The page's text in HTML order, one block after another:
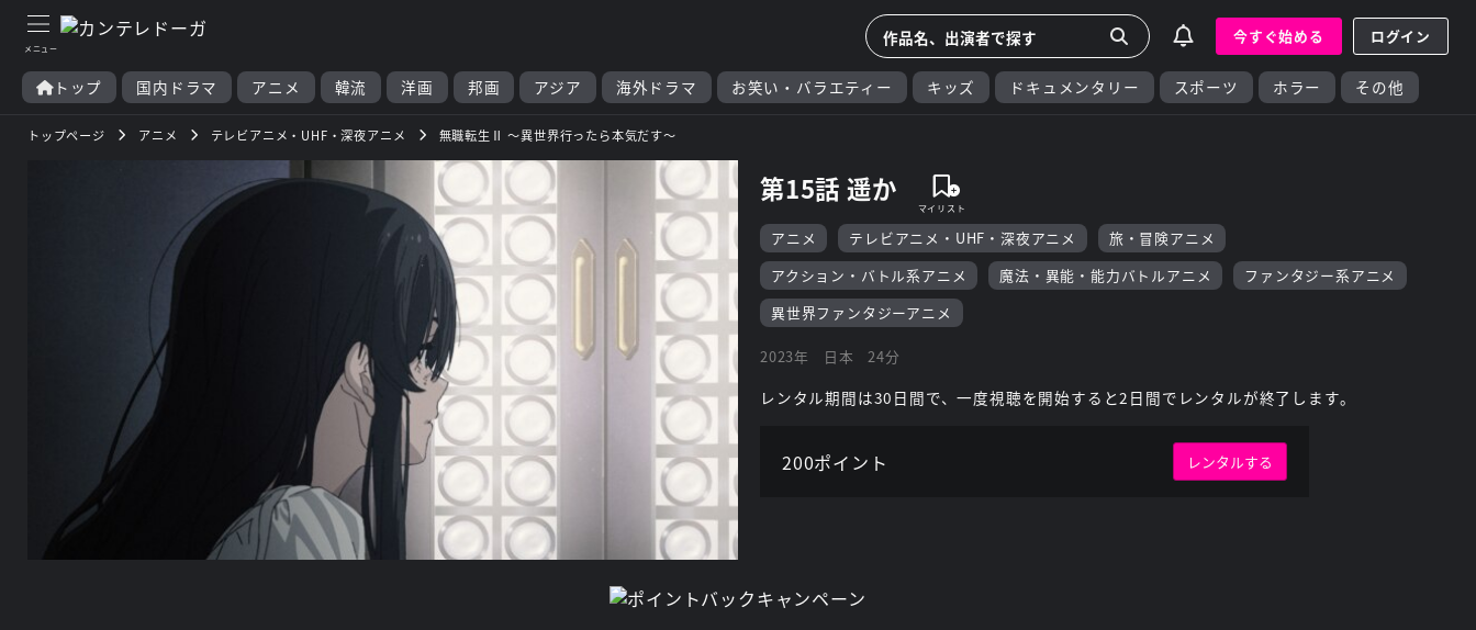
今すぐ始める ログイン
トップ 国内ドラマ アニメ 韓流 洋画 邦画 アジア 海外ドラマ お笑い・バラエティー キッズ ドキュメンタリー スポーツ ホラー その他
トップページ アニメ テレビアニメ・UHF・深夜アニメ 無職転生Ⅱ ～異世界行ったら本気だす～
第15話 遥か
アニメ テレビアニメ・UHF・深夜アニメ
旅・冒険アニメ
アクション・バトル系アニメ
魔法・異能・能力バトルアニメ
ファンタジー系アニメ
異世界ファンタジーアニメ
2023年 日本 24分
レンタル期間は30日間で、一度視聴を開始すると2日間でレンタルが終了します。
200ポイント レンタルする